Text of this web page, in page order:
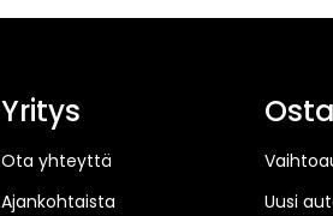
Yritys
Ota yhteyttä
Ajankohtaista
Osta
Uusi